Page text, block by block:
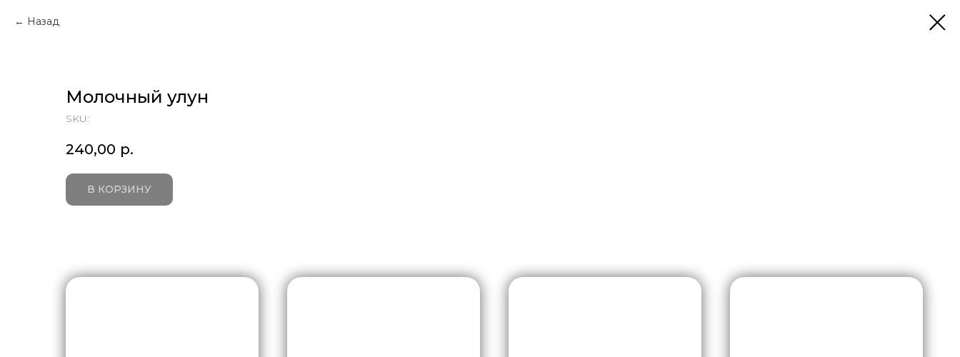
Назад
Молочный улун
SKU:
240,00 р.
В КОРЗИНУ